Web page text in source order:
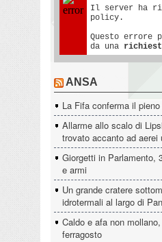
ANSA
La Fifa conferma il
Allarme allo scalo di
trovato accanto ad aerei
Giorgetti in Parlamento,
e armi
Un grande cratere
idrotermali al largo di
Caldo e afa non
ferragosto